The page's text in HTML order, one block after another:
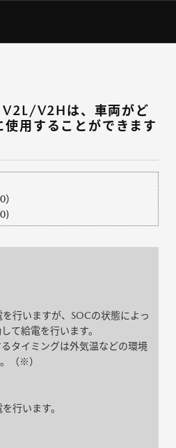
V2Hは、車両がど
用することができます
行いますが、SOCの状態によっ
て給電を行います。
タイミングは外気温などの環境
（※）
行います。